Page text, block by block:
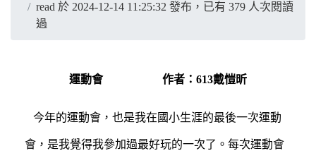
read 於 2024-12-14 11:25:32 發布，已有 379 人次閱讀
過
運動會 作者：613戴愷昕
今年的運動會，也是我在國小生涯的最後一次運動
會，是我覺得我參加過最好玩的一次了。每次運動會